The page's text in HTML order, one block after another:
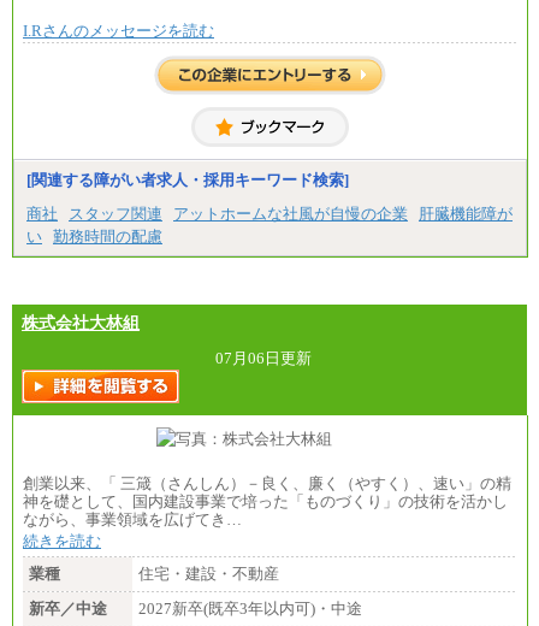
I.Rさんのメッセージを読む
[関連する障がい者求人・採用キーワード検索]
商社
スタッフ関連 アットホームな社風が自慢の企業
肝臓機能障が
い 勤務時間の配慮
株式会社大林組
07月06日更新
創業以来、「 三箴（さんしん）－良く、廉く（やすく）、速い」の精
神を礎として、国内建設事業で培った「ものづくり」の技術を活かし
ながら、事業領域を広げてき…
続きを読む
業種
住宅・建設・不動産
新卒／中途
2027新卒(既卒3年以内可)・中途